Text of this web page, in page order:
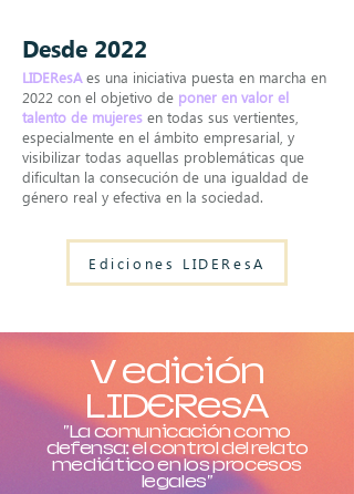
Desde 2022
LIDEResAes una iniciativa puesta en marcha en
2022 con el objetivo de poner en valor el
talento de mujeres en todas sus vertientes,
especialmente en el ámbito empresarial, y
visibilizar todas aquellas problemáticas que
dificultan la consecución de una igualdad de
género real y efectiva en la sociedad.
Ediciones LIDEResA
V edición
LIDEResA
"La comunicación como
defensa: el control del relato
mediático en los procesos
legales"